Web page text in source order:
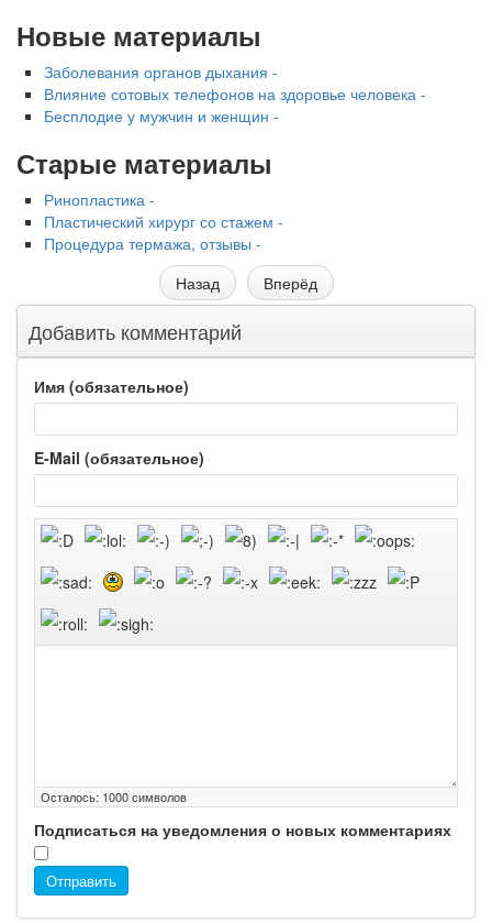
Новые материалы
Заболевания органов дыхания -
Влияние сотовых телефонов на здоровье человека -
Бесплодие у мужчин и женщин -
Старые материалы
Ринопластика -
Пластический хирург со стажем -
Процедура термажа, отзывы -
Назад
Вперёд
Добавить комментарий
Имя (обязательное)
E-Mail (обязательное)
Осталось: 1000символов
Подписаться на уведомления о новых комментариях
Отправить